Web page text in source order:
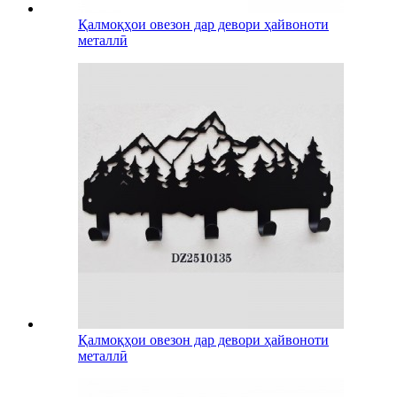
Қалмоқҳои овезон дар девори ҳайвоноти
металлӣ
Қалмоқҳои овезон дар девори ҳайвоноти
металлӣ